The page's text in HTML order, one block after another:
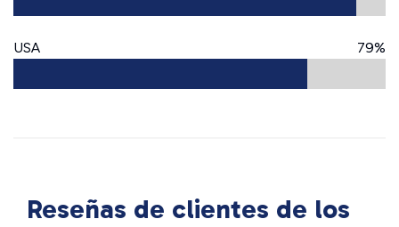
USA 79%
Reseñas de clientes de los